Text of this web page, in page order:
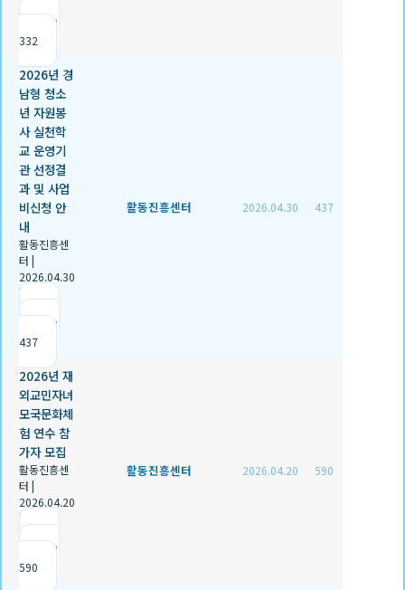
조회
332
2026년 경
남형 청소
년 자원봉
사 실천학
교 운영기
관 선정결
과 및 사업
비신청 안
내
활동진흥센
터 |
2026.04.30
|
조회
437
활동진흥센터 2026.04.30 437
2026년 재
외교민자녀
모국문화체
험 연수 참
가자 모집
활동진흥센
터 |
2026.04.20
|
조회
590
활동진흥센터 2026.04.20 590